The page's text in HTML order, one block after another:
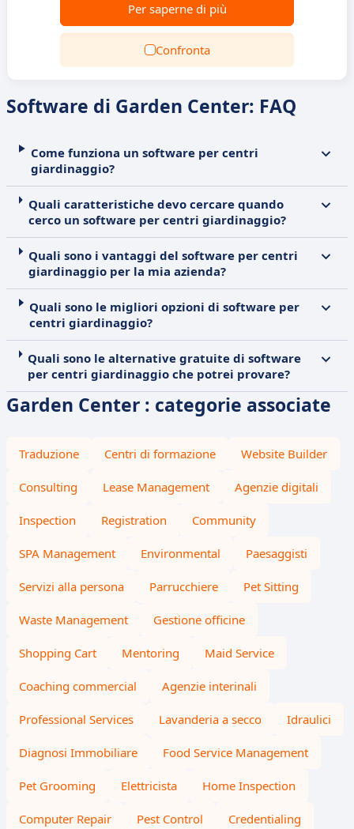
Per saperne di più
Confronta
Software di Garden Center: FAQ
Come funziona un software per centri
giardinaggio?
Quali caratteristiche devo cercare quando
cerco un software per centri giardinaggio?
Quali sono i vantaggi del software per centri
giardinaggio per la mia azienda?
Quali sono le migliori opzioni di software per
centri giardinaggio?
Quali sono le alternative gratuite di software
per centri giardinaggio che potrei provare?
Garden Center : categorie associate
Traduzione Centri di formazione Website Builder
Consulting Lease Management Agenzie digitali
Inspection Registration Community
SPA Management Environmental Paesaggisti
Servizi alla persona Parrucchiere Pet Sitting
Waste Management Gestione officine
Shopping Cart Mentoring Maid Service
Coaching commercial Agenzie interinali
Professional Services Lavanderia a secco Idraulici
Diagnosi Immobiliare Food Service Management
Pet Grooming Elettricista Home Inspection
Computer Repair Pest Control Credentialing